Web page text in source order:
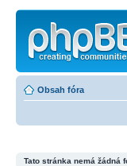
Obsah fóra
Tato stránka nemá žádná